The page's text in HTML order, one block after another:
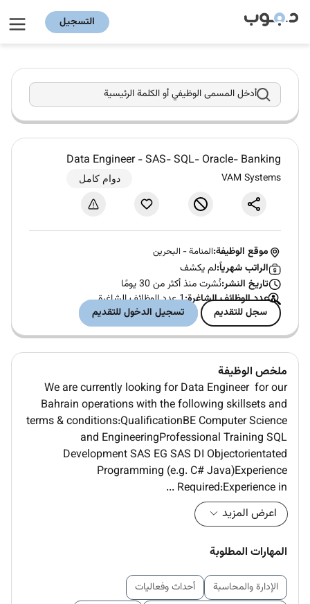
التسجيل
أدخل المسمى الوظيفي أو الكلمة الرئيسية
Data Engineer - SAS- SQL- Oracle- Banking
VAM Systems دوام كامل
موقع الوظيفة:المنامة- البحرين
الراتب شهرياً:لم يكشف
تاريخ النشر:نُشرت منذ أكثر من 30 يومًا
عدد الوظائف الشاغرة:1 عدد الوظائف الشاغرة
سجل للتقديم
تسجيل الدخول للتقديم
ملخص الوظيفة
We are currently looking for Data Engineer for our
Bahrain operations with the following skillsets and
terms & conditions:QualificationBE Computer Science
and EngineeringProfessional Training SQL
Development SAS EG SAS DI Objectorientated
Programming (e.g. C# Java)Experience
Required:Experience in ...
اعرض المزيد
المهارات المطلوبة
الإدارة والمحاسبة
أحداث وفعاليات